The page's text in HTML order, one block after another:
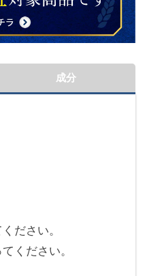
ださい。
ください。
成分